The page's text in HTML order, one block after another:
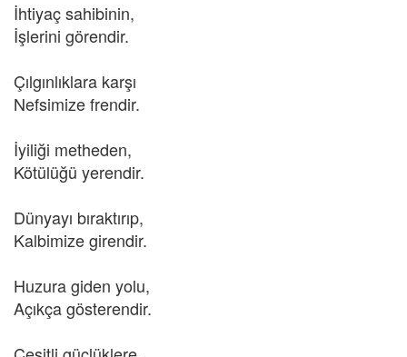
İhtiyaç sahibinin,
İşlerini görendir.
Çılgınlıklara karşı
Nefsimize frendir.
İyiliği metheden,
Kötülüğü yerendir.
Dünyayı bıraktırıp,
Kalbimize girendir.
Huzura giden yolu,
Açıkça gösterendir.